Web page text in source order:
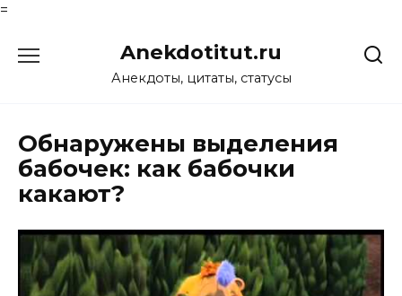
=
Anekdotitut.ru
Анекдоты, цитаты, статусы
Обнаружены выделения
бабочек: как бабочки
какают?